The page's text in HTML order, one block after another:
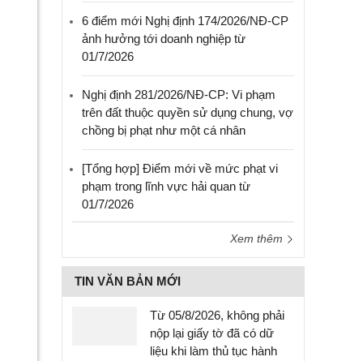
6 điểm mới Nghị định 174/2026/NĐ-CP
ảnh hưởng tới doanh nghiệp từ
01/7/2026
Nghị định 281/2026/NĐ-CP: Vi phạm
trên đất thuộc quyền sử dụng chung, vợ
chồng bị phạt như một cá nhân
[Tổng hợp] Điểm mới về mức phạt vi
phạm trong lĩnh vực hải quan từ
01/7/2026
Xem thêm
TIN VĂN BẢN MỚI
Từ 05/8/2026, không phải
nộp lại giấy tờ đã có dữ
liệu khi làm thủ tục hành